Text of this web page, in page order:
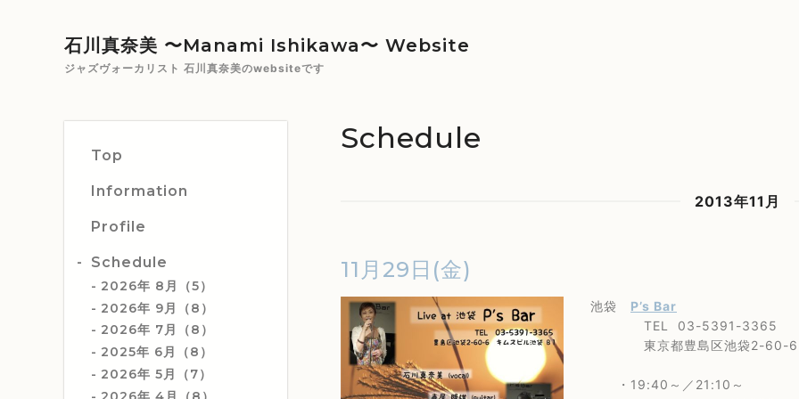
石川真奈美 〜Manami Ishikawa〜 Website
ジャズヴォーカリスト 石川真奈美のwebsiteです
Top
Information
Profile
Schedule
2026年 8月（5）
2026年 9月（8）
2026年 7月（8）
2025年 6月（8）
2026年 5月（7）
Schedule
2013年11月
11月29日(金)
池袋 P’s Bar
TEL 03-5391-3365
東京都豊島区池袋2-60-6 キ
・19:40～／21:10～